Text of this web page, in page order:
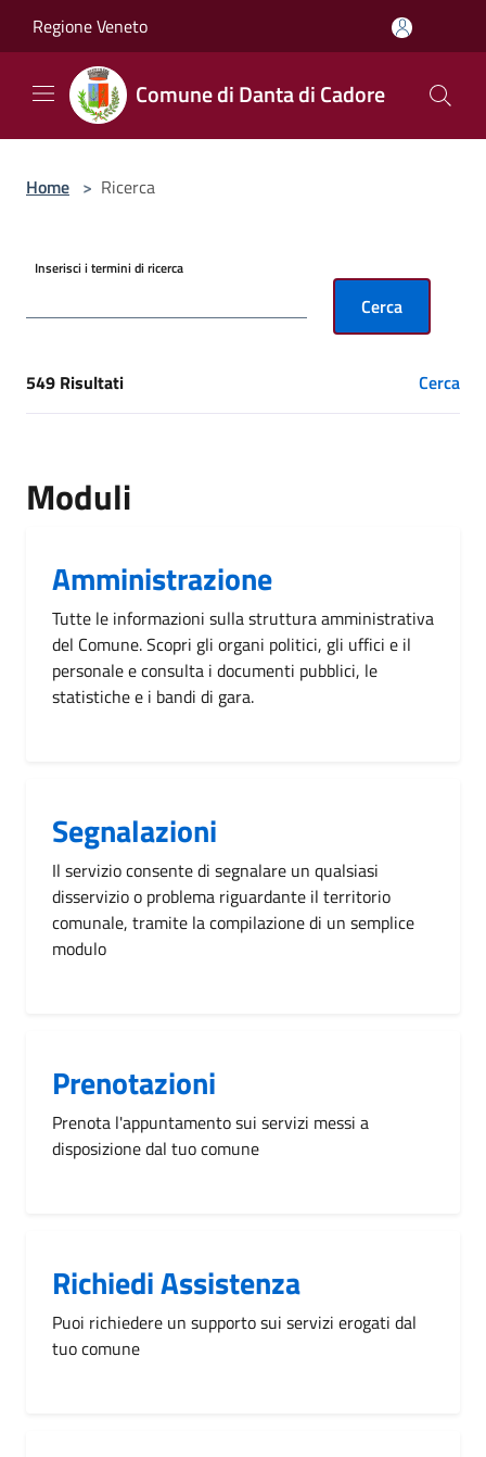
Regione Veneto
Comune di Danta di Cadore
Home > Ricerca
Inserisci i termini di ricerca
Cerca
[results] Risultati
549 Risultati Cerca
Moduli
Amministrazione
Tutte le informazioni sulla struttura amministrativa
del Comune. Scopri gli organi politici, gli uffici e il
personale e consulta i documenti pubblici, le
statistiche e i bandi di gara.
Segnalazioni
Il servizio consente di segnalare un qualsiasi
disservizio o problema riguardante il territorio
comunale, tramite la compilazione di un semplice
modulo
Prenotazioni
Prenota l'appuntamento sui servizi messi a
disposizione dal tuo comune
Richiedi Assistenza
Puoi richiedere un supporto sui servizi erogati dal
tuo comune